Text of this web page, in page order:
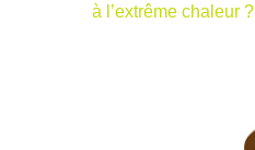
à l’extrême chaleur ?